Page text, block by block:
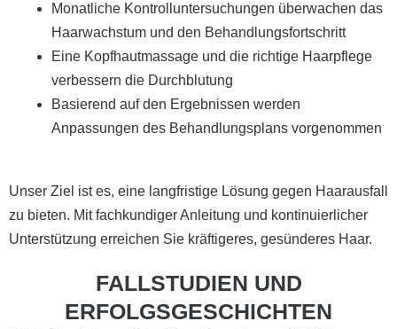
Monatliche Kontrolluntersuchungen überwachen das
Haarwachstum und den Behandlungsfortschritt
Eine Kopfhautmassage und die richtige Haarpflege
verbessern die Durchblutung
Basierend auf den Ergebnissen werden
Anpassungen des Behandlungsplans vorgenommen
Unser Ziel ist es, eine langfristige Lösung gegen Haarausfall
zu bieten. Mit fachkundiger Anleitung und kontinuierlicher
Unterstützung erreichen Sie kräftigeres, gesünderes Haar.
FALLSTUDIEN UND
ERFOLGSGESCHICHTEN